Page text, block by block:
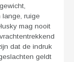
lange, ruige
mag nooit
dat de indruk
geldt